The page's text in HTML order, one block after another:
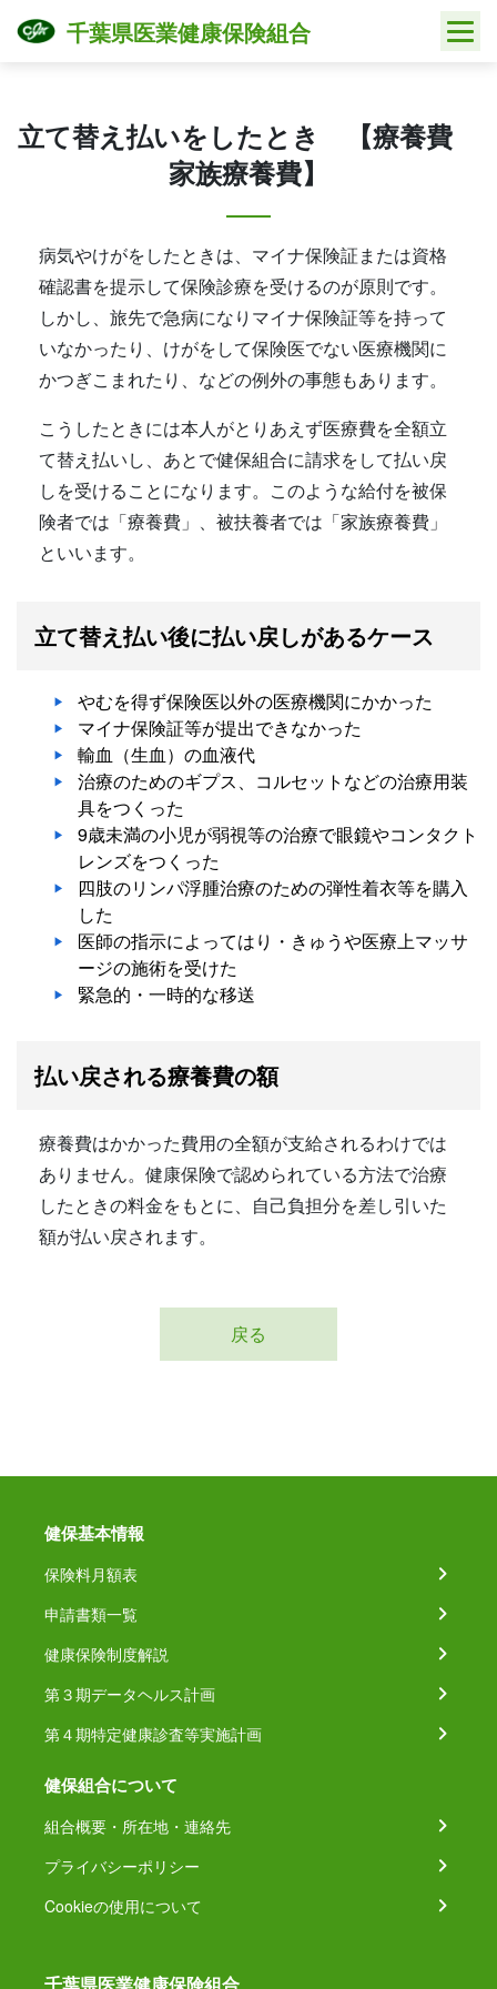
千葉県医業健康保険組合
立て替え払いをしたとき 【療養費
家族療養費】
病気やけがをしたときは、マイナ保険証または資格
確認書を提示して保険診療を受けるのが原則です。
しかし、旅先で急病になりマイナ保険証等を持って
いなかったり、けがをして保険医でない医療機関に
かつぎこまれたり、などの例外の事態もあります。
こうしたときには本人がとりあえず医療費を全額立
て替え払いし、あとで健保組合に請求をして払い戻
しを受けることになります。このような給付を被保
険者では「療養費」、被扶養者では「家族療養費」
といいます。
立て替え払い後に払い戻しがあるケース
やむを得ず保険医以外の医療機関にかかった
マイナ保険証等が提出できなかった
輸血（生血）の血液代
治療のためのギプス、コルセットなどの治療用装
具をつくった
9歳未満の小児が弱視等の治療で眼鏡やコンタクト
レンズをつくった
四肢のリンパ浮腫治療のための弾性着衣等を購入
した
医師の指示によってはり・きゅうや医療上マッサ
ージの施術を受けた
緊急的・一時的な移送
払い戻される療養費の額
療養費はかかった費用の全額が支給されるわけでは
ありません。健康保険で認められている方法で治療
したときの料金をもとに、自己負担分を差し引いた
額が払い戻されます。
戻る
健保基本情報
保険料月額表
申請書類一覧
健康保険制度解説
第３期データヘルス計画
第４期特定健康診査等実施計画
健保組合について
組合概要・所在地・連絡先
プライバシーポリシー
Cookieの使用について